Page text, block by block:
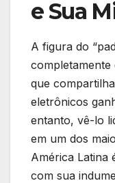
e Sua
A figura do
completamente
que
eletrônicos
entanto, vê-lo
em um dos
América Latina
com sua